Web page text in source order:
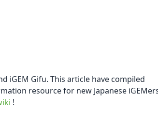
iGEM Gifu. This article have compiled
resource for new Japanese
!